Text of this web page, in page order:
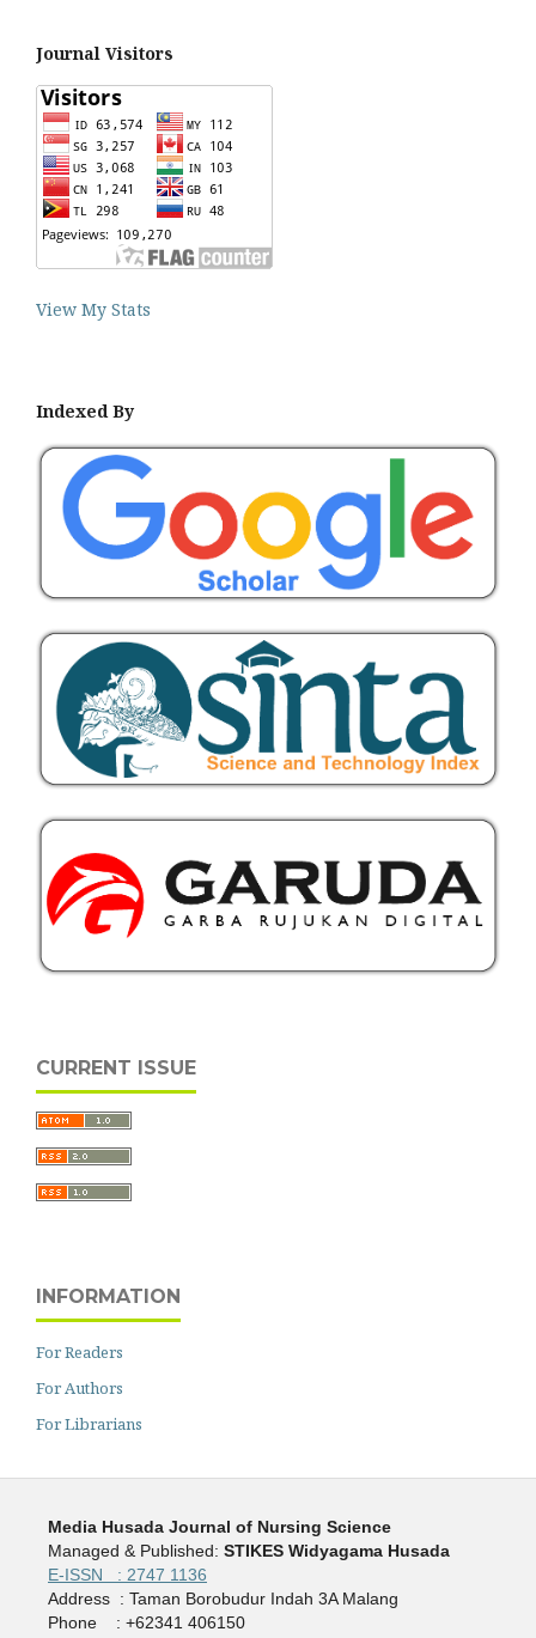
Journal Visitors
View My Stats
Indexed By
CURRENT ISSUE
INFORMATION
For Readers
For Authors
For Librarians
Media Husada Journal of Nursing Science
Managed & Published: STIKES Widyagama Husada
E-ISSN : 2747 1136
Address : Taman Borobudur Indah 3A Malang
Phone : +62341 406150